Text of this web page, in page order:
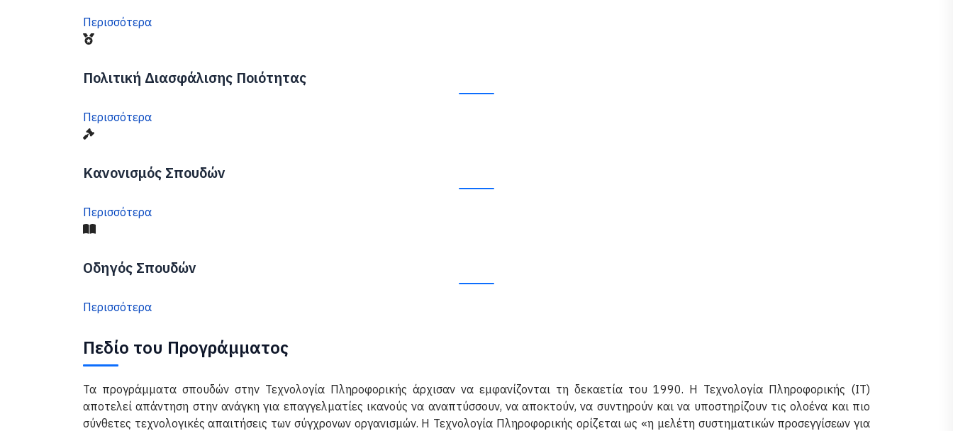
Περισσότερα
Πολιτική Διασφάλισης Ποιότητας
Περισσότερα
Κανονισμός Σπουδών
Περισσότερα
Οδηγός Σπουδών
Περισσότερα
Πεδίο του Προγράμματος
Τα προγράμματα σπουδών στην Τεχνολογία Πληροφορικής άρχισαν να εμφανίζονται τη δεκαετία του 1990. Η Τεχνολογία Πληροφορικής (IT)
αποτελεί απάντηση στην ανάγκη για επαγγελματίες ικανούς να αναπτύσσουν, να αποκτούν, να συντηρούν και να υποστηρίζουν τις ολοένα και πιο
σύνθετες τεχνολογικές απαιτήσεις των σύγχρονων οργανισμών. Η Τεχνολογία Πληροφορικής ορίζεται ως «η μελέτη συστηματικών προσεγγίσεων για